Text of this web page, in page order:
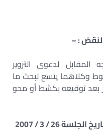
: –
لدعوى التزوير
وكلاهما يتسع لبحث ما
بعد توقيعه بكشط أو محو
[الطعن رقم 7754 – لسنة 75 – تاريخ الجلسة 26 / 3 / 2007